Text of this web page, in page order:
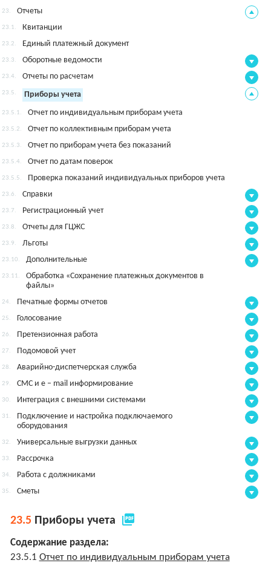
23. Отчеты
23.1. Квитанции
23.2. Единый платежный документ
23.3. Оборотные ведомости
23.4. Отчеты по расчетам
23.5. Приборы учета
23.5.1. Отчет по индивидуальным приборам учета
23.5.2. Отчет по коллективным приборам учета
23.5.3. Отчет по приборам учета без показаний
23.5.4. Отчет по датам поверок
23.5.5. Проверка показаний индивидуальных приборов учета
23.6. Справки
23.7. Регистрационный учет
23.8. Отчеты для ГЦЖС
23.9. Льготы
23.10. Дополнительные
23.11.
Обработка «Сохранение платежных документов в
файлы»
24. Печатные формы отчетов
25. Голосование
26. Претензионная работа
27. Подомовой учет
28. Аварийно-диспетчерская служба
29. СМС и e – mail информирование
30. Интеграция с внешними системами
31.
Подключение и настройка подключаемого
оборудования
32. Универсальные выгрузки данных
33. Рассрочка
34. Работа с должниками
35. Сметы
23.5 Приборы учета picture_as_pdf
Содержание раздела:
23.5.1 Отчет по индивидуальным приборам учета